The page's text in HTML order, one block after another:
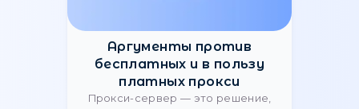
skonfigurować serwer proxy w
Dockerze za pomocą wiersza
poleceń (CLI) oraz pliku
konfiguracyjnego config.json.
12 czerwca 2025 00:08